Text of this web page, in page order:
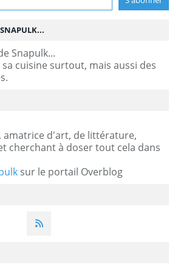
SNAPULK...
cuisine surtout, mais aussi des
amatrice d'art, de littérature,
cherchant à doser tout cela dans
sur le portail Overblog